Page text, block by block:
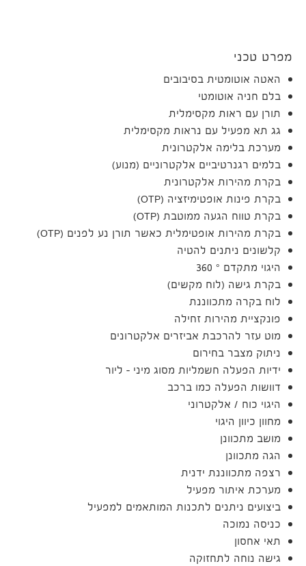
מפרט טכני
האטה אוטומטית בסיבובים
בלם חניה אוטומטי
תורן עם ראות מקסימלית
גג תא מפעיל עם נראות מקסימלית
מערכת בלימה אלקטרונית
בלמים רגנרטיביים אלקטרוניים (מנוע)
בקרת מהירות אלקטרונית
בקרת פינות אופטימיזציה (OTP)
בקרת טווח הגעה ממוטבת (OTP)
בקרת מהירות אופטימלית כאשר תורן נע לפנים (OTP)
קלשונים ניתנים להטיה
היגוי מתקדם ° 360
בקרת גישה (לוח מקשים)
לוח בקרה מתכווננת
פונקציית מהירות זחילה
מוט עזר להרכבת אביזרים אלקטרונים
ניתוק מצבר בחירום
ידיות הפעלה חשמליות מסוג מיני – ליור
דוושות הפעלה כמו ברכב
היגוי כוח / אלקטרוני
מחוון כיוון היגוי
מושב מתכוונן
הגה מתכוונן
רצפה מתכווננת ידנית
מערכת איתור מפעיל
ביצועים ניתנים לתכנות המותאמים למפעיל
כניסה נמוכה
תאי אחסון
גישה נוחה לתחזוקה